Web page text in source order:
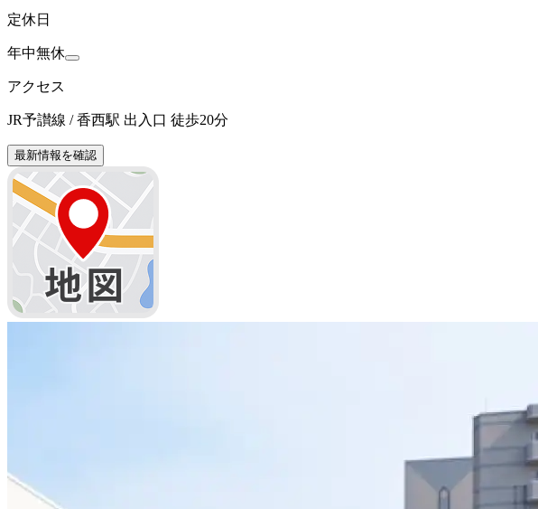
定休日
年中無休
アクセス
JR予讃線 / 香西駅 出入口 徒歩20分
最新情報を確認